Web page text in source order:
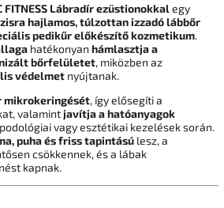
FITNESS Lábradír ezüstionokkalegy
hajlamos, túlzottan izzadó lábbőr
pedikűr előkészítő kozmetikum.
hatékonyan hámlasztja a
bőrfelületet, miközben az
védelmet nyújtanak.
mikrokeringését, így elősegíti a
valamint javítja a hatóanyagok
vagy esztétikai kezelések során.
puha és friss tapintású lesz, a
csökkennek, és a lábak
kapnak.